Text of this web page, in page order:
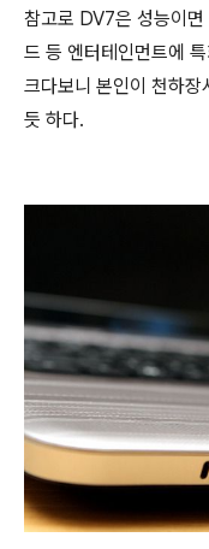
참고로 DV7은 성능이
드 등 엔터테인먼트에
크다보니 본인이 천하
듯 하다.